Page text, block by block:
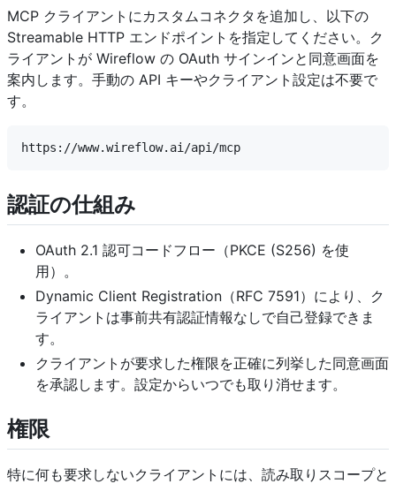
MCP クライアントにカスタムコネクタを追加し、以下の
Streamable HTTP エンドポイントを指定してください。ク
ライアントが Wireflow の OAuth サインインと同意画面を
案内します。手動の API キーやクライアント設定は不要で
す。
認証の仕組み
OAuth 2.1 認可コードフロー（PKCE (S256) を使
用）。
Dynamic Client Registration（RFC 7591）により、ク
ライアントは事前共有認証情報なしで自己登録できま
す。
クライアントが要求した権限を正確に列挙した同意画面
を承認します。設定からいつでも取り消せます。
権限
特に何も要求しないクライアントには、読み取りスコープと